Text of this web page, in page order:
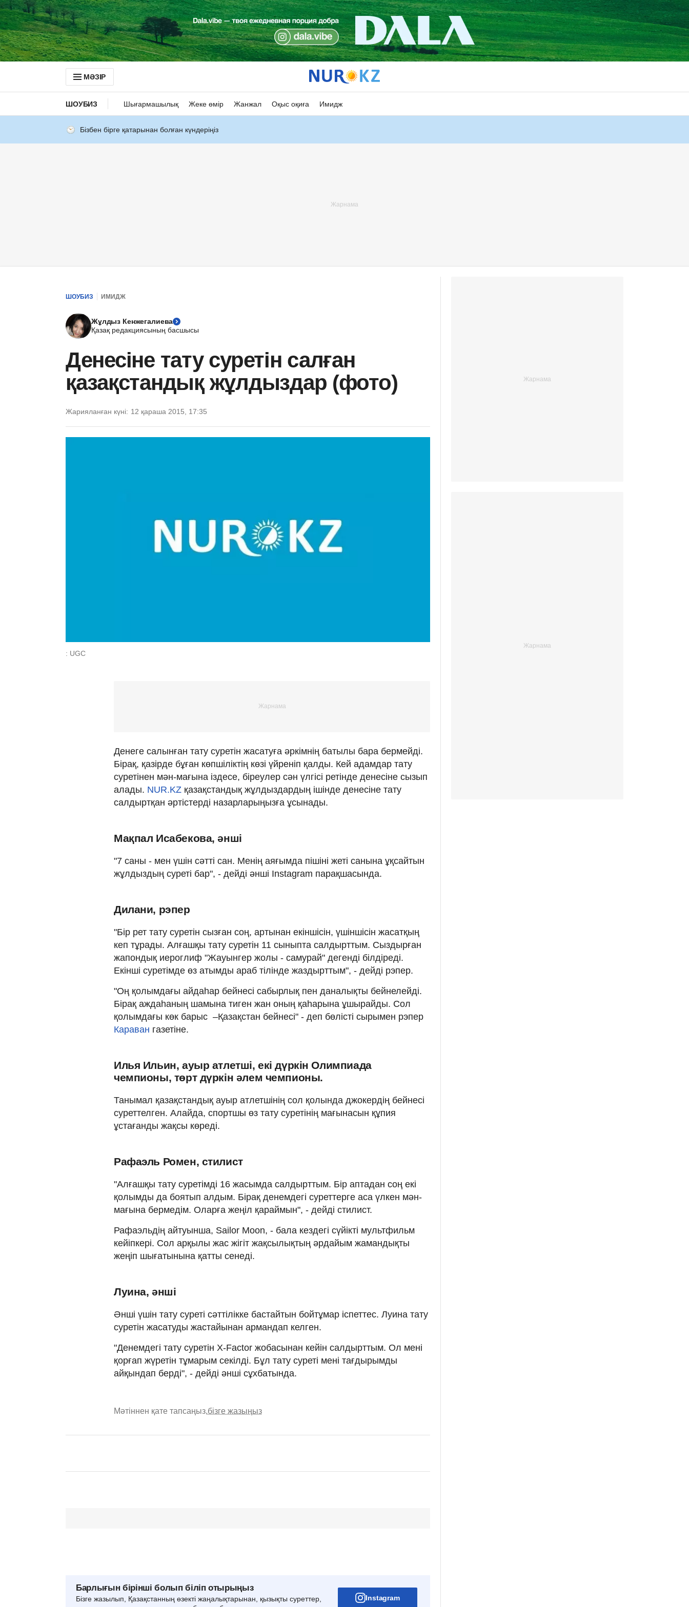
МӘЗІР
ШОУБИЗ Шығармашылық Жеке өмір Жанжал Оқыс оқиға Имидж
Бізбен бірге қатарынан болған күндеріңіз
ШОУБИЗ ИМИДЖ
Жұлдыз Кенжегалиева
Қазақ редакциясының басшысы
Денесіне тату суретін салған
қазақстандық жұлдыздар (фото)
Жарияланған күні: 12 қараша 2015, 17:35
: UGC
Денеге салынған тату суретін жасатуға әркімнің батылы бара бермейді.
Бірақ, қазірде бұған көпшіліктің көзі үйреніп қалды. Кей адамдар тату
суретінен мән-мағына іздесе, біреулер сән үлгісі ретінде денесіне сызып
алады. NUR.KZ қазақстандық жұлдыздардың ішінде денесіне тату
салдыртқан әртістерді назарларыңызға ұсынады.
Мақпал Исабекова, әнші
"7 саны - мен үшін сәтті сан. Менің аяғымда пішіні жеті санына ұқсайтын
жұлдыздың суреті бар", - дейді әнші Instagram парақшасында.
Дилани, рэпер
"Бір рет тату суретін сызған соң, артынан екіншісін, үшіншісін жасатқың
кеп тұрады. Алғашқы тату суретін 11 сыныпта салдырттым. Сыздырған
жапондық иероглиф "Жауынгер жолы - самурай" дегенді білдіреді.
Екінші суретімде өз атымды араб тілінде жаздырттым", - дейді рэпер.
"Оң қолымдағы айдаһар бейнесі сабырлық пен даналықты бейнелейді.
Бірақ аждаһаның шамына тиген жан оның қаһарына ұшырайды. Сол
қолымдағы көк барыс –Қазақстан бейнесі" - деп бөлісті сырымен рэпер
Караван газетіне.
Илья Ильин, ауыр атлетші, екі дүркін Олимпиада
чемпионы, төрт дүркін әлем чемпионы.
Танымал қазақстандық ауыр атлетшінің сол қолында джокердің бейнесі
суреттелген. Алайда, спортшы өз тату суретінің мағынасын құпия
ұстағанды жақсы көреді.
Рафаэль Ромен, стилист
"Алғашқы тату суретімді 16 жасымда салдырттым. Бір аптадан соң екі
қолымды да боятып алдым. Бірақ денемдегі суреттерге аса үлкен мән-
мағына бермедім. Оларға жеңіл қараймын", - дейді стилист.
Рафаэльдің айтуынша, Sailor Moon, - бала кездегі сүйікті мультфильм
кейіпкері. Сол арқылы жас жігіт жақсылықтың әрдайым жамандықты
жеңіп шығатынына қатты сенеді.
Луина, әнші
Әнші үшін тату суреті сәттілікке бастайтын бойтұмар іспеттес. Луина тату
суретін жасатуды жастайынан армандап келген.
"Денемдегі тату суретін X-Factor жобасынан кейін салдырттым. Ол мені
қорғап жүретін тұмарым секілді. Бұл тату суреті мені тағдырымды
айқындап берді", - дейді әнші сұхбатында.
Мәтіннен қате тапсаңыз,бізге жазыңыз
Барлығын бірінші болып біліп отырыңыз
Бізге жазылып, Қазақстанның өзекті жаңалықтарынан, қызықты суреттер,
Instagram